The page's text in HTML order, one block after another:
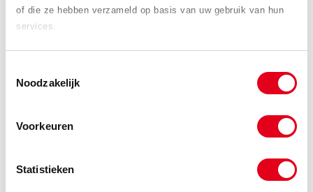
of die ze hebben verzameld op basis van uw gebruik van hun
services.
Noodzakelijk
Voorkeuren
Statistieken
Verspaning aanvraag
Erkend leerbedrijf